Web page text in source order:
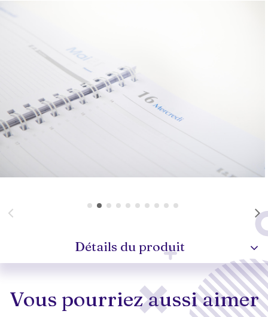
Détails du produit
Vous pourriez aussi aimer